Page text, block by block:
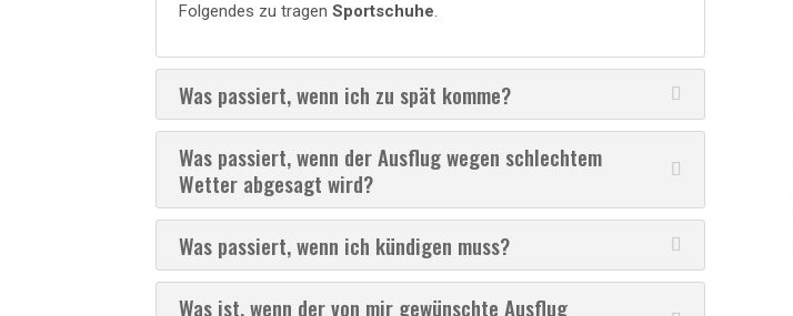
Folgendes zu tragen Sportschuhe.
Was passiert, wenn ich zu spät komme?
Was passiert, wenn der Ausflug wegen schlechtem
Wetter abgesagt wird?
Was passiert, wenn ich kündigen muss?
Was ist, wenn der von mir gewünschte Ausflug